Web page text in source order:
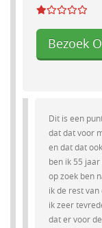
Bezoek
Dit is een
dat dat voor
en dat dat
ben ik 55
op zoek ben
ik de rest
ik zeer
dat er voor